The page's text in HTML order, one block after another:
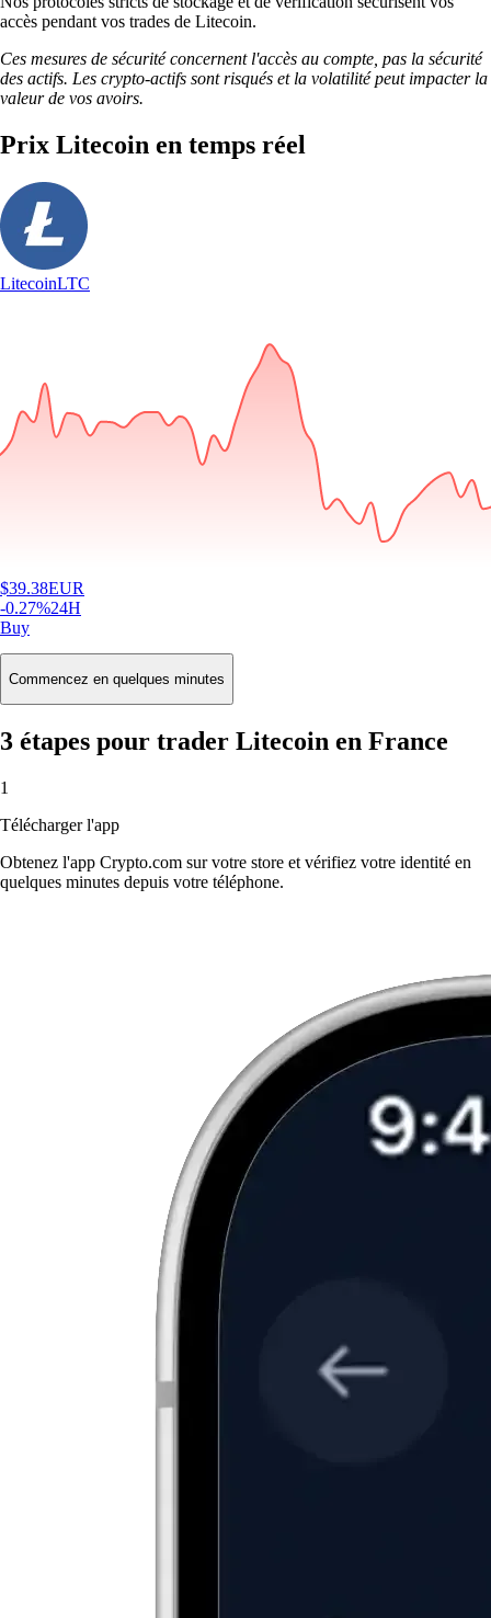
accès pendant vos trades de Litecoin.
Ces mesures de sécurité concernent l'accès au compte, pas la sécurité
des actifs. Les crypto-actifs sont risqués et la volatilité peut impacter la
valeur de vos avoirs.
Prix Litecoin en temps réel
LitecoinLTC
$39.38EUR
-0.27%24H
Buy
Commencez en quelques minutes
3 étapes pour trader Litecoin en France
1
Télécharger l'app
Obtenez l'app Crypto.com sur votre store et vérifiez votre identité en
quelques minutes depuis votre téléphone.